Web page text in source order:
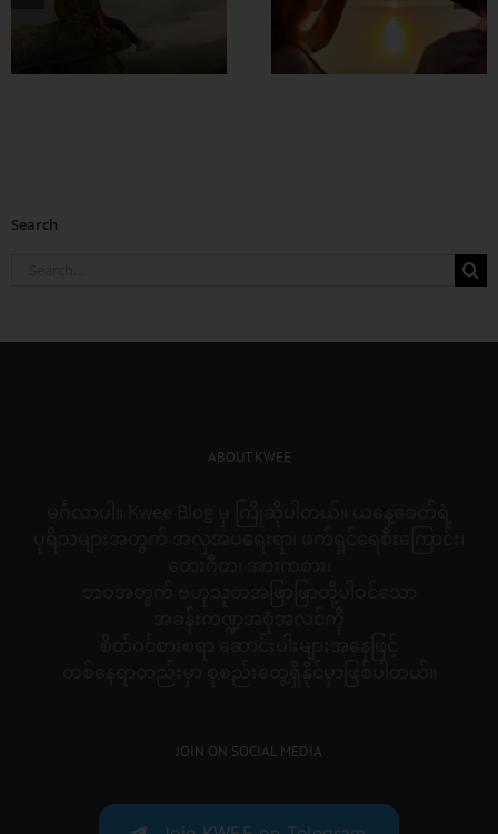
အချစ်တွေ ပိုတိုးလာ
Search
ABOUT KWEE
JOIN ON SOCIAL MEDIA